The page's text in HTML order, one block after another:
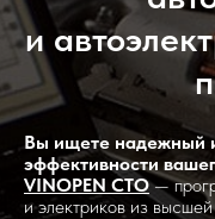
и
Вы ищете надежный
эффективности
VINOPEN СТО—
и электриков из высшей